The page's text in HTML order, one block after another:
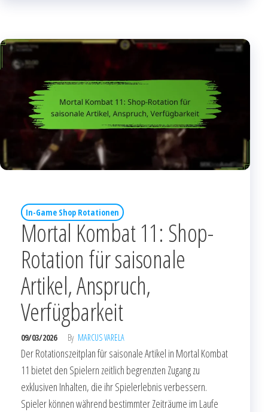
In-Game Shop Rotationen
Mortal Kombat 11: Shop-
Rotation für saisonale
Artikel, Anspruch,
Verfügbarkeit
09/03/2026 By MARCUS VARELA
Der Rotationszeitplan für saisonale Artikel in Mortal Kombat
11 bietet den Spielern zeitlich begrenzten Zugang zu
exklusiven Inhalten, die ihr Spielerlebnis verbessern.
Spieler können während bestimmter Zeiträume im Laufe